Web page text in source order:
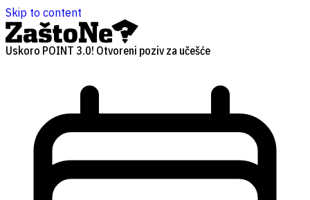
Skip to content
Uskoro POINT 3.0! Otvoreni poziv za učešće